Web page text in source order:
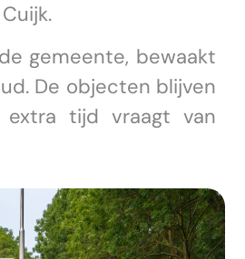
gemeente, bewaakt
De objecten blijven
tijd vraagt van